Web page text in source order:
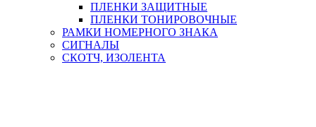
ПЛЕНКИ ЗАЩИТНЫЕ
ПЛЕНКИ ТОНИРОВОЧНЫЕ
РАМКИ НОМЕРНОГО ЗНАКА
СИГНАЛЫ
СКОТЧ, ИЗОЛЕНТА